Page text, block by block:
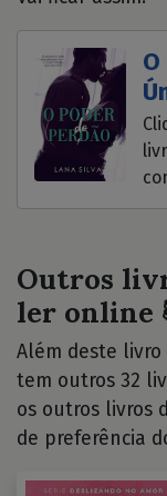
Outros
ler online
Além deste livro
tem outros 32
os outros livros
de preferência